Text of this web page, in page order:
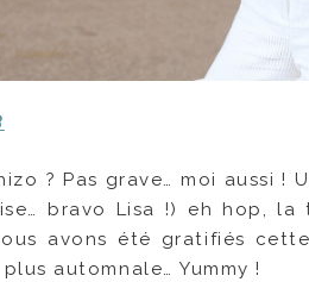
? Pas grave… moi aussi
bravo Lisa !) eh hop,
avons été gratifiés
automnale… Yummy !